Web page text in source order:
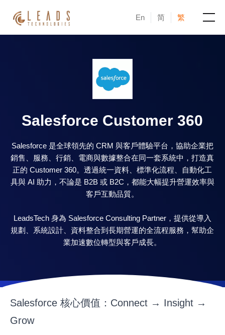
En 简 繁
部落格
關於凝新
Salesforce Customer 360
Salesforce 是全球領先的 CRM 與客戶體驗平台，協助企業把
銷售、服務、行銷、電商與數據整合在同一套系統中，打造真
正的 Customer 360。透過統一資料、標準化流程、自動化工
具與 AI 助力，不論是 B2B 或 B2C，都能大幅提升營運效率與
客戶互動品質。
LeadsTech 身為 Salesforce Consulting Partner，提供從導入
規劃、系統設計、資料整合到長期營運的全流程服務，幫助企
業加速數位轉型與客戶成長。
Salesforce 核心價值：Connect → Insight →
Grow